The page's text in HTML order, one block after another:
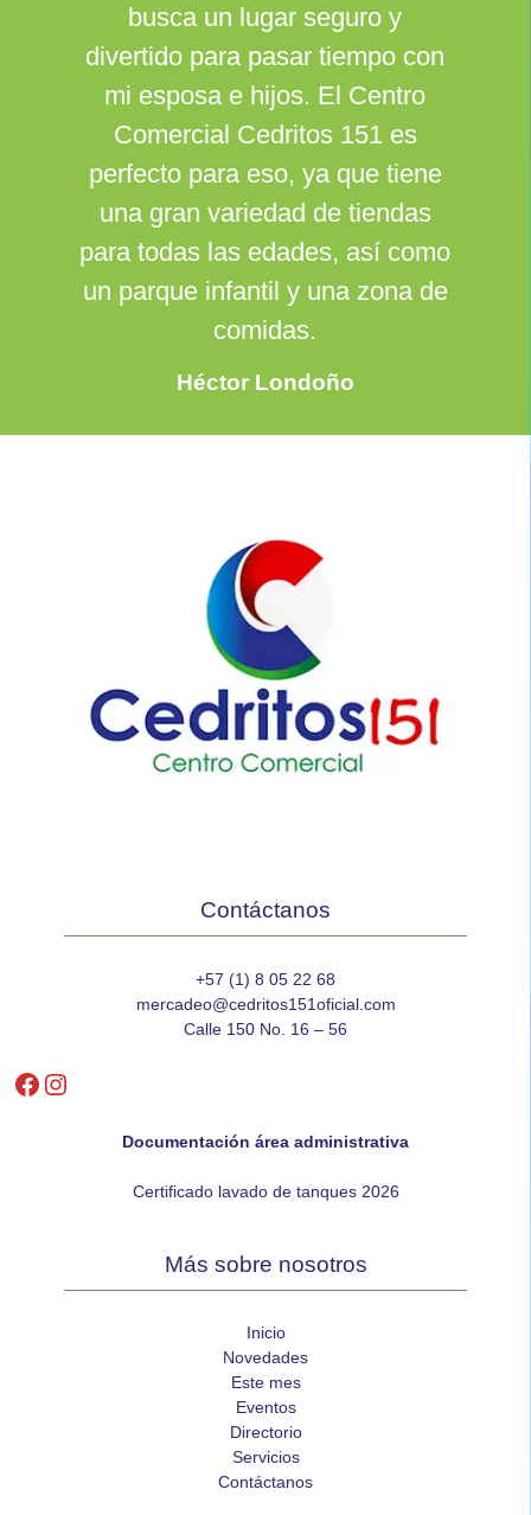
busca un lugar seguro y
divertido para pasar tiempo con
mi esposa e hijos. El Centro
Comercial Cedritos 151 es
perfecto para eso, ya que tiene
una gran variedad de tiendas
para todas las edades, así como
un parque infantil y una zona de
comidas.
Héctor Londoño
Contáctanos
+57 (1) 8 05 22 68
mercadeo@cedritos151oficial.com
Calle 150 No. 16 – 56
Facebook
Instagram
Documentación área administrativa
Certificado lavado de tanques 2026
Más sobre nosotros
Inicio
Novedades
Este mes
Eventos
Directorio
Servicios
Contáctanos